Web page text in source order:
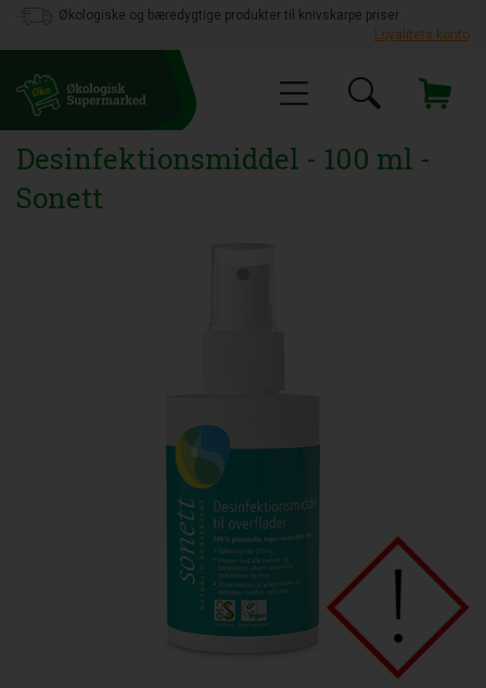
Økologiske og bæredygtige produkter til knivskarpe priser
Loyalitets konto
Desinfektionsmiddel - 100 ml -
Sonett